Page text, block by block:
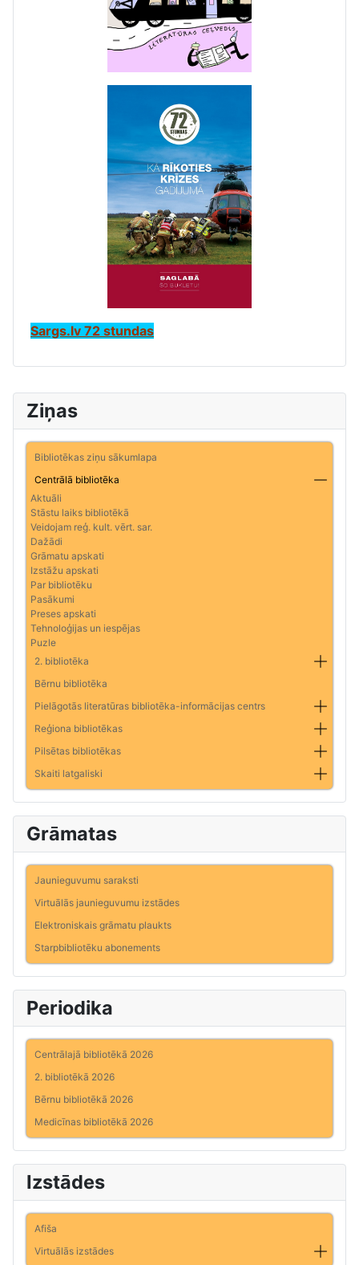
Ziņas
Bibliotēkas ziņu sākumlapa
Centrālā bibliotēka
Aktuāli
Stāstu laiks bibliotēkā
Veidojam reģ. kult. vērt. sar.
Dažādi
Grāmatu apskati
Izstāžu apskati
Par bibliotēku
Pasākumi
Preses apskati
Tehnoloģijas un iespējas
Puzle
2. bibliotēka
Bērnu bibliotēka
Pielāgotās literatūras bibliotēka-informācijas centrs
Reģiona bibliotēkas
Pilsētas bibliotēkas
Skaiti latgaliski
Grāmatas
Jaunieguvumu saraksti
Virtuālās jaunieguvumu izstādes
Elektroniskais grāmatu plaukts
Starpbibliotēku abonements
Periodika
Centrālajā bibliotēkā 2026
2. bibliotēkā 2026
Bērnu bibliotēkā 2026
Medicīnas bibliotēkā 2026
Izstādes
Afiša
Virtuālās izstādes
Sargs.lv 72 stundas